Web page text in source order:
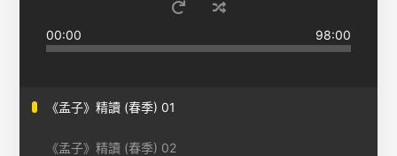
00:00 98:00
《孟子》精讀 (春季) 01
《孟子》精讀 (春季) 02